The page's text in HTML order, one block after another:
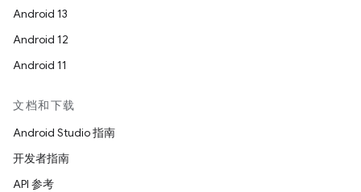
Android 13
Android 12
Android 11
文档和下载
Android Studio 指南
开发者指南
API 参考